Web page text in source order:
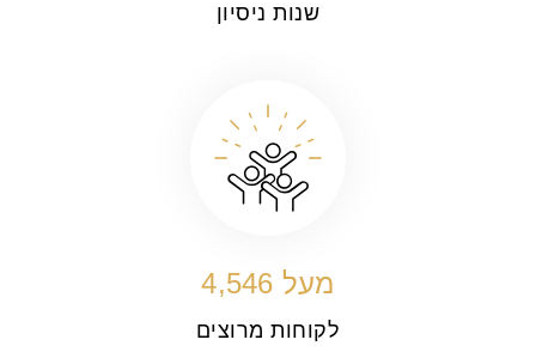
שנות ניסיון
מעל 4,992
לקוחות מרוצים